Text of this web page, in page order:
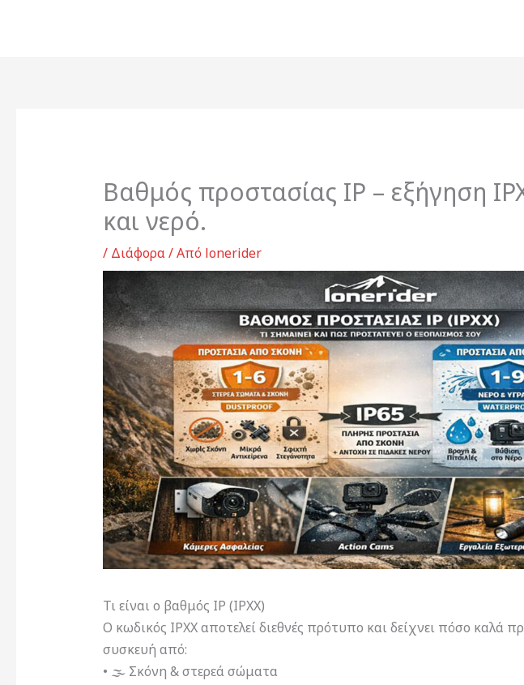
Βαθμός προστασίας IP – εξήγηση
και νερό.
/ Διάφορα/ Από lonerider
Τι είναι ο βαθμός IP (IPXX)
Ο κωδικός IPXX αποτελεί διεθνές πρότυπο και δείχνει πόσο καλά
συσκευή από:
• 🌫 Σκόνη & στερεά σώματα